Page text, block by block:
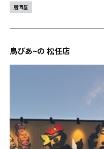
居酒屋
鳥びあ~の 松任店